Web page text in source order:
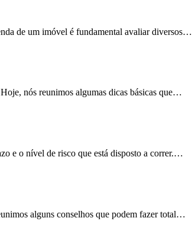
de um imóvel é fundamental avaliar diversos…
nós reunimos algumas dicas básicas que…
e o nível de risco que está disposto a correr.…
alguns conselhos que podem fazer total…